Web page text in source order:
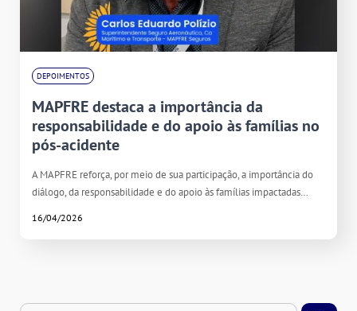
DEPOIMENTOS
MAPFRE destaca a importância da
responsabilidade e do apoio às famílias no
pós-acidente
A MAPFRE reforça, por meio de sua participação, a importância do
diálogo, da responsabilidade e do apoio às famílias impactadas…
16/04/2026